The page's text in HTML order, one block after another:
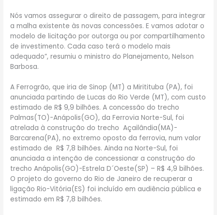
Nós vamos assegurar o direito de passagem, para integrar
a malha existente às novas concessões. E vamos adotar o
modelo de licitação por outorga ou por compartilhamento
de investimento. Cada caso terá o modelo mais
adequado”, resumiu o ministro do Planejamento, Nelson
Barbosa.
A Ferrogrão, que iria de Sinop (MT) a Miritituba (PA), foi
anunciada partindo de Lucas do Rio Verde (MT), com custo
estimado de R$ 9,9 bilhões. A concessão do trecho
Palmas(TO)-Anápolis(GO), da Ferrovia Norte-Sul, foi
atrelada à construção do trecho Açailândia(MA)-
Barcarena(PA), no extremo oposto da ferrovia, num valor
estimado de R$ 7,8 bilhões. Ainda na Norte-Sul, foi
anunciada a intenção de concessionar a construção do
trecho Anápolis(GO)-Estrela D´Oeste(SP) – R$ 4,9 bilhões.
O projeto do governo do Rio de Janeiro de recuperar a
ligação Rio-Vitória(ES) foi incluído em audiência pública e
estimado em R$ 7,8 bilhões.